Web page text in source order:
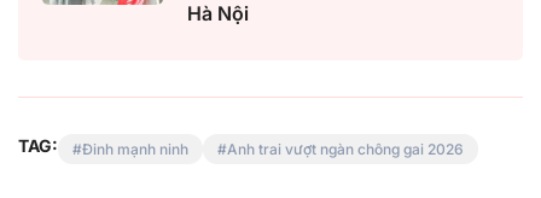
Hà Nội
TAG: Đinh mạnh ninh Anh trai vượt ngàn chông gai 2026